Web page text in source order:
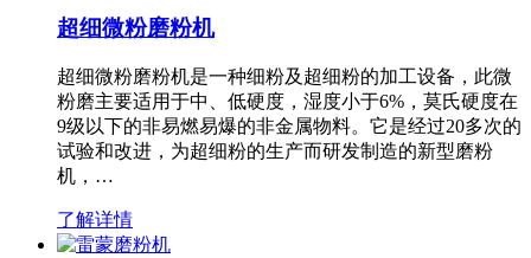
超细微粉磨粉机
超细微粉磨粉机是一种细粉及超细粉的加工设备，此微
粉磨主要适用于中、低硬度，湿度小于6%，莫氏硬度在
9级以下的非易燃易爆的非金属物料。它是经过20多次的
试验和改进，为超细粉的生产而研发制造的新型磨粉
机，…
了解详情